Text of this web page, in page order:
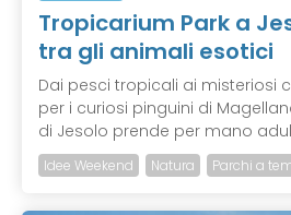
Tropicarium Park a
tra gli animali esotici
Dai pesci tropicali ai misteriosi
per i curiosi pinguini di
di Jesolo prende per mano
Idee Weekend Natura Parchi a